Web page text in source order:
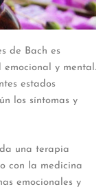
de Bach es
y mental.
estados
los síntomas y
una terapia
con la medicina
emocionales y